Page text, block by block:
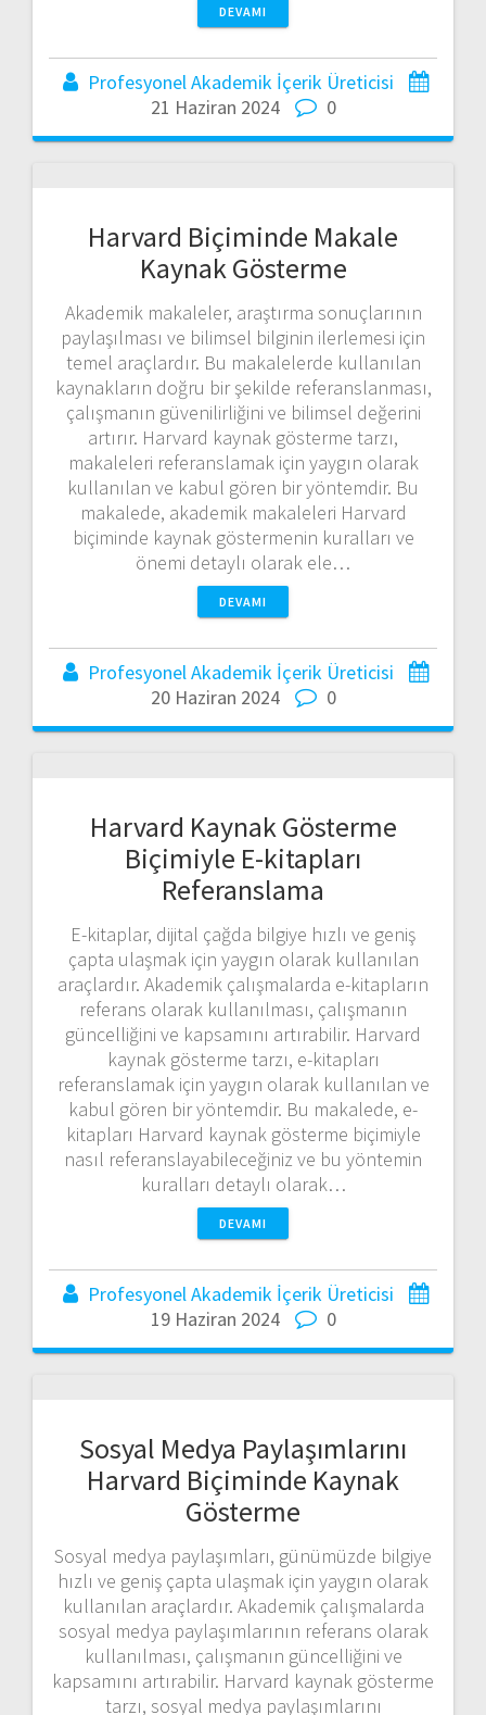
DEVAMI
Profesyonel Akademik İçerik Üreticisi
21 Haziran 2024
0
Harvard Biçiminde Makale
Kaynak Gösterme
Akademik makaleler, araştırma sonuçlarının
paylaşılması ve bilimsel bilginin ilerlemesi için
temel araçlardır. Bu makalelerde kullanılan
kaynakların doğru bir şekilde referanslanması,
çalışmanın güvenilirliğini ve bilimsel değerini
artırır. Harvard kaynak gösterme tarzı,
makaleleri referanslamak için yaygın olarak
kullanılan ve kabul gören bir yöntemdir. Bu
makalede, akademik makaleleri Harvard
biçiminde kaynak göstermenin kuralları ve
önemi detaylı olarak ele…
DEVAMI
Profesyonel Akademik İçerik Üreticisi
20 Haziran 2024
0
Harvard Kaynak Gösterme
Biçimiyle E-kitapları
Referanslama
E-kitaplar, dijital çağda bilgiye hızlı ve geniş
çapta ulaşmak için yaygın olarak kullanılan
araçlardır. Akademik çalışmalarda e-kitapların
referans olarak kullanılması, çalışmanın
güncelliğini ve kapsamını artırabilir. Harvard
kaynak gösterme tarzı, e-kitapları
referanslamak için yaygın olarak kullanılan ve
kabul gören bir yöntemdir. Bu makalede, e-
kitapları Harvard kaynak gösterme biçimiyle
nasıl referanslayabileceğiniz ve bu yöntemin
kuralları detaylı olarak…
DEVAMI
Profesyonel Akademik İçerik Üreticisi
19 Haziran 2024
0
Sosyal Medya Paylaşımlarını
Harvard Biçiminde Kaynak
Gösterme
Sosyal medya paylaşımları, günümüzde bilgiye
hızlı ve geniş çapta ulaşmak için yaygın olarak
kullanılan araçlardır. Akademik çalışmalarda
sosyal medya paylaşımlarının referans olarak
kullanılması, çalışmanın güncelliğini ve
kapsamını artırabilir. Harvard kaynak gösterme
tarzı, sosyal medya paylaşımlarını